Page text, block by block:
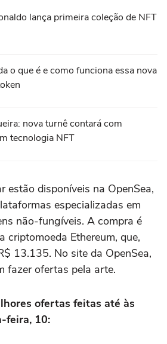
lança primeira coleção de NFT
o que é e como funciona essa nova
nova turnê contará com
tecnologia NFT
estão disponíveis na OpenSea,
especializadas em
não-fungíveis. A compra é
criptomoeda Ethereum, que,
13.135. No site da OpenSea,
fazer ofertas pela arte.
ofertas feitas até às
feira, 10: